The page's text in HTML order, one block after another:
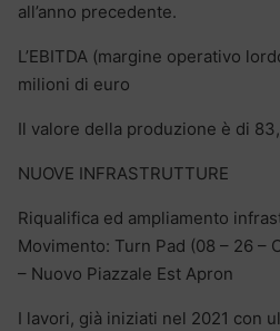
all’anno precedente.
L’EBITDA (margine operativo
milioni di euro
Il valore della produzione è di
NUOVE INFRASTRUTTURE
Riqualifica ed ampliamento
Movimento: Turn Pad (08 – 26 –
– Nuovo Piazzale Est Apron
I lavori, già iniziati nel 2021 con